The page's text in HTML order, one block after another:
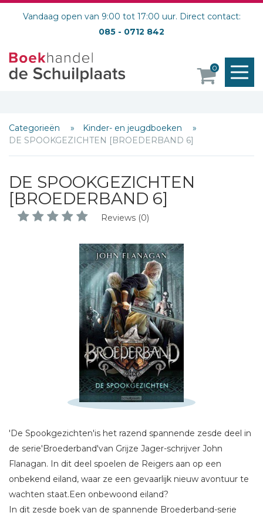
Vandaag open van 9:00 tot 17:00 uur. Direct contact:
085 - 0712 842
0
Categorieën
Kinder- en jeugdboeken
DE SPOOKGEZICHTEN [BROEDERBAND 6]
DE SPOOKGEZICHTEN
[BROEDERBAND 6]
Reviews (0)
'De Spookgezichten'is het razend spannende zesde deel in
de serie'Broederband'van Grijze Jager-schrijver John
Flanagan. In dit deel spoelen de Reigers aan op een
onbekend eiland, waar ze een gevaarlijk nieuw avontuur te
wachten staat.Een onbewoond eiland?
In dit zesde boek van de spannende Broederband-serie
Schrijf hieronder je review!
Sterren
E-mail *
Titel *
Bericht *